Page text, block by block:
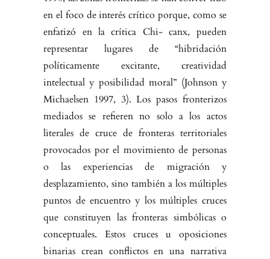
en el foco de interés crítico porque, como se
enfatizó en la crítica Chi- canx, pueden
representar lugares de “hibridación
políticamente excitante, creatividad
intelectual y posibilidad moral” (Johnson y
Michaelsen 1997, 3). Los pasos fronterizos
mediados se refieren no solo a los actos
literales de cruce de fronteras territoriales
provocados por el movimiento de per­sonas
o las experiencias de migración y
desplazamiento, sino también a los múltiples
puntos de encuentro y los múltiples cruces
que constituyen las fronteras simbólicas o
conceptuales. Estos cruces u oposiciones
binarias crean conflictos en una narrativa